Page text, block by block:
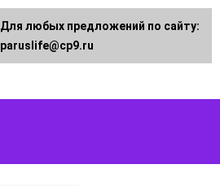
Для любых предложений по сайту:
paruslife@cp9.ru